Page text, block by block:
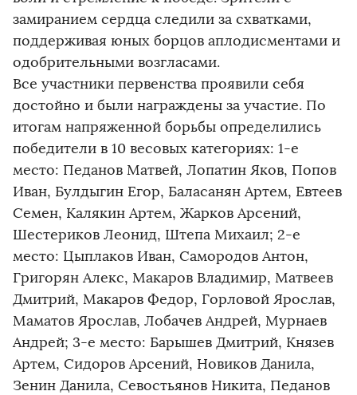
замиранием сердца следили за схватками,
поддерживая юных борцов аплодисментами и
одобрительными возгласами.
Все участники первенства проявили себя
достойно и были награждены за участие. По
итогам напряженной борьбы определились
победители в 10 весовых категориях: 1-е
место: Педанов Матвей, Лопатин Яков, Попов
Иван, Булдыгин Егор, Баласанян Артем, Евтеев
Семен, Калякин Артем, Жарков Арсений,
Шестериков Леонид, Штепа Михаил; 2-е
место: Цыплаков Иван, Самородов Антон,
Григорян Алекс, Макаров Владимир, Матвеев
Дмитрий, Макаров Федор, Горловой Ярослав,
Маматов Ярослав, Лобачев Андрей, Мурнаев
Андрей; 3-е место: Барышев Дмитрий, Князев
Артем, Сидоров Арсений, Новиков Данила,
Зенин Данила, Севостьянов Никита, Педанов